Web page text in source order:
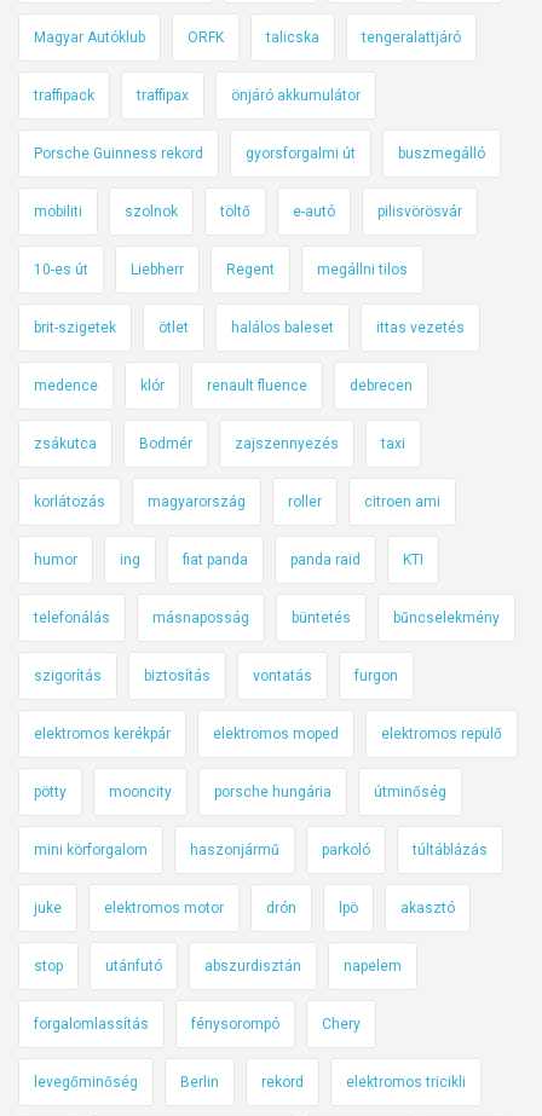
Magyar Autóklub ORFK talicska tengeralattjáró
traffipack traffipax önjáró akkumulátor
Porsche Guinness rekord gyorsforgalmi út buszmegálló
mobiliti szolnok töltő e-autó pilisvörösvár
10-es út Liebherr Regent megállni tilos
brit-szigetek ötlet halálos baleset ittas vezetés
medence klór renault fluence debrecen
zsákutca Bodmér zajszennyezés taxi
korlátozás magyarország roller citroen ami
humor ing fiat panda panda raid KTI
telefonálás másnaposság büntetés bűncselekmény
szigorítás biztosítás vontatás furgon
elektromos kerékpár elektromos moped elektromos repülő
pötty mooncity porsche hungária útminőség
mini körforgalom haszonjármű parkoló túltáblázás
juke elektromos motor drón lpö akasztó
stop utánfutó abszurdisztán napelem
forgalomlassítás fénysorompó Chery
levegőminőség Berlin rekord elektromos tricikli